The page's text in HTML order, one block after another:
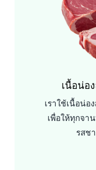
เนื้อน่อ
เราใช้เนื้อน่อ
เพื่อให้ทุกจา
รสช